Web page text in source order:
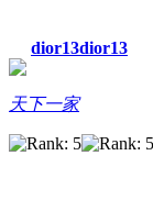
dior13dior13
天下一家